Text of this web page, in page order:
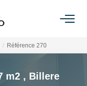
Référence 270
m2 , Billere